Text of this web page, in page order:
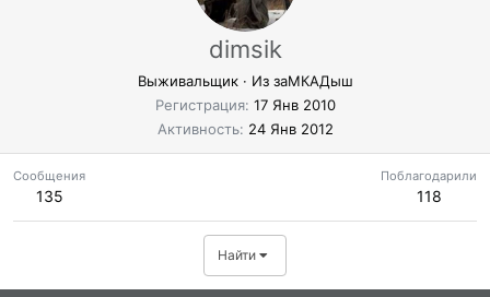
dimsik
Выживальщик · Из заМКАДыш
Регистрация 17 Янв 2010
Активность 24 Янв 2012
Сообщения
135
Поблагодарили
118
Найти